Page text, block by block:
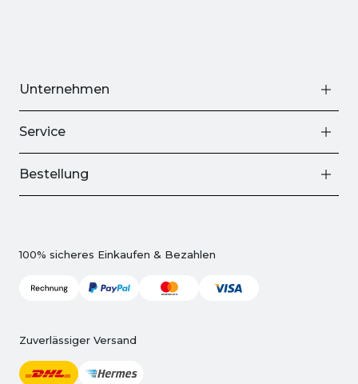
Unternehmen
Service
Bestellung
100% sicheres Einkaufen & Bezahlen
Zuverlässiger Versand